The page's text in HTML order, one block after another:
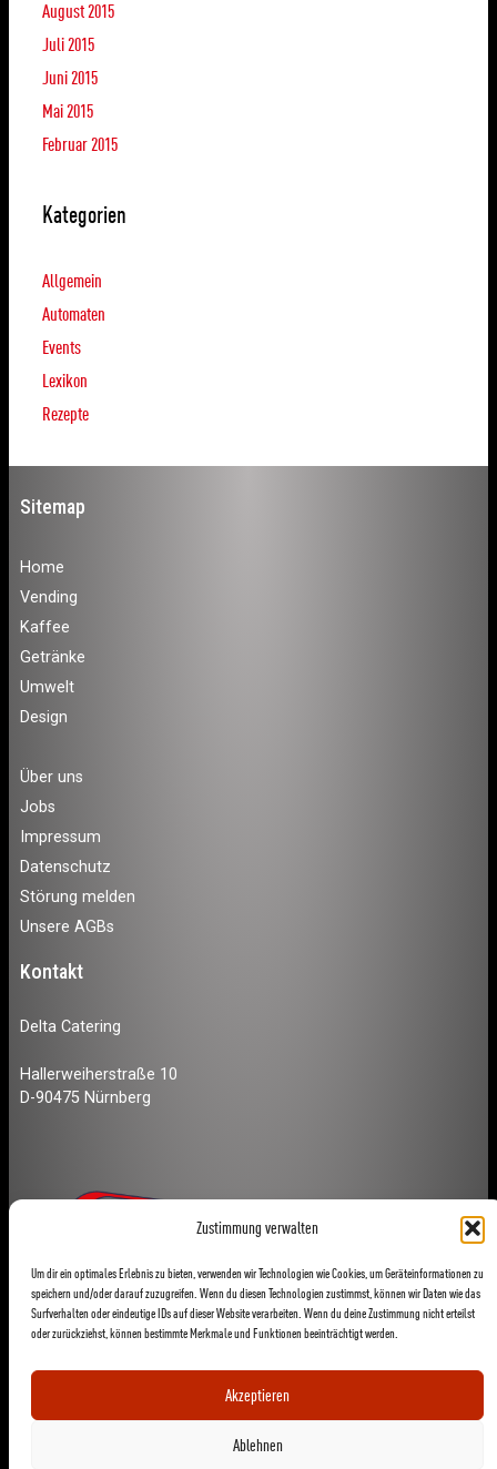
Zustimmung verwalten
Um dir ein optimales Erlebnis zu bieten, verwenden wir Technologien wie Cookies, um Geräteinformationen zu
speichern und/oder darauf zuzugreifen. Wenn du diesen Technologien zustimmst, können wir Daten wie das
Surfverhalten oder eindeutige IDs auf dieser Website verarbeiten. Wenn du deine Zustimmung nicht erteilst
oder zurückziehst, können bestimmte Merkmale und Funktionen beeinträchtigt werden.
Akzeptieren
Ablehnen
August 2015
Juli 2015
Juni 2015
Mai 2015
Februar 2015
Kategorien
Allgemein
Automaten
Events
Lexikon
Rezepte
Sitemap
Home
Vending
Kaffee
Getränke
Umwelt
Design
Über uns
Jobs
Impressum
Datenschutz
Störung melden
Unsere AGBs
Kontakt
Delta Catering
Hallerweiherstraße 10
D-90475 Nürnberg